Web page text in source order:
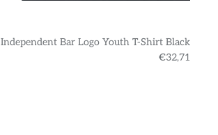
Independent Bar Logo Youth T-Shirt Black
€32,71